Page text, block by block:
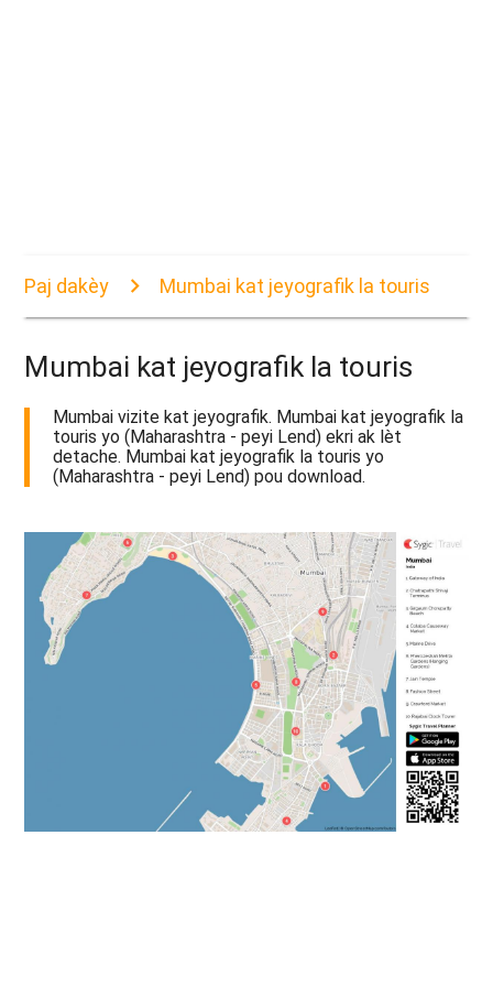
Paj dakèy Mumbai kat jeyografik la touris
Mumbai kat jeyografik la touris
Mumbai vizite kat jeyografik. Mumbai kat jeyografik la
touris yo (Maharashtra - peyi Lend) ekri ak lèt
detache. Mumbai kat jeyografik la touris yo
(Maharashtra - peyi Lend) pou download.